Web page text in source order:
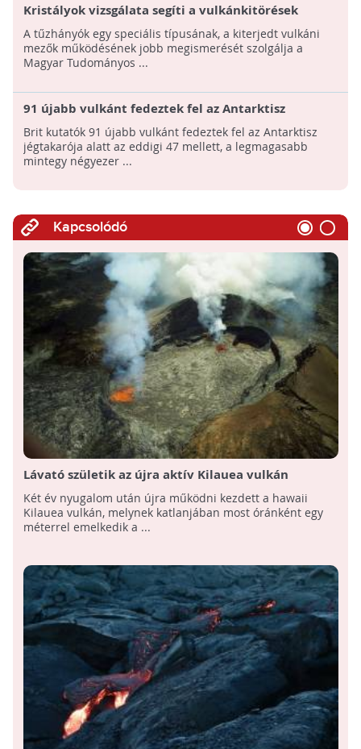
Kristályok vizsgálata segíti a vulkánkitörések
előrejelzését
A tűzhányók egy speciális típusának, a kiterjedt vulkáni
mezők működésének jobb megismerését szolgálja a
Magyar Tudományos ...
91 újabb vulkánt fedeztek fel az Antarktisz
jégtakarója alatt!
Brit kutatók 91 újabb vulkánt fedeztek fel az Antarktisz
jégtakarója alatt az eddigi 47 mellett, a legmagasabb
mintegy négyezer ...
Kapcsolódó
Lávató születik az újra aktív Kilauea vulkán
kráterében
Két év nyugalom után újra működni kezdett a hawaii
Kilauea vulkán, melynek katlanjában most óránként egy
méterrel emelkedik a ...